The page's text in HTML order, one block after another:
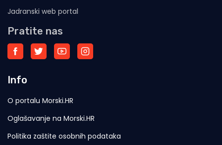
Jadranski web portal
Pratite nas
Info
O portalu Morski.HR
Oglašavanje na Morski.HR
Politika zaštite osobnih podataka